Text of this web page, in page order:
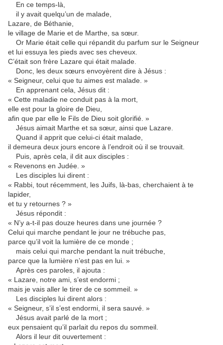
En ce temps-là,
il y avait quelqu’un de malade,
Lazare, de Béthanie,
le village de Marie et de Marthe, sa sœur.
Or Marie était celle qui répandit du parfum sur le Seigneur
et lui essuya les pieds avec ses cheveux.
C’était son frère Lazare qui était malade.
Donc, les deux sœurs envoyèrent dire à Jésus :
« Seigneur, celui que tu aimes est malade. »
En apprenant cela, Jésus dit :
« Cette maladie ne conduit pas à la mort,
elle est pour la gloire de Dieu,
afin que par elle le Fils de Dieu soit glorifié. »
Jésus aimait Marthe et sa sœur, ainsi que Lazare.
Quand il apprit que celui-ci était malade,
il demeura deux jours encore à l’endroit où il se trouvait.
Puis, après cela, il dit aux disciples :
« Revenons en Judée. »
Les disciples lui dirent :
« Rabbi, tout récemment, les Juifs, là-bas, cherchaient à te
lapider,
et tu y retournes ? »
Jésus répondit :
« N’y a-t-il pas douze heures dans une journée ?
Celui qui marche pendant le jour ne trébuche pas,
parce qu’il voit la lumière de ce monde ;
mais celui qui marche pendant la nuit trébuche,
parce que la lumière n’est pas en lui. »
Après ces paroles, il ajouta :
« Lazare, notre ami, s’est endormi ;
mais je vais aller le tirer de ce sommeil. »
Les disciples lui dirent alors :
« Seigneur, s’il s’est endormi, il sera sauvé. »
Jésus avait parlé de la mort ;
eux pensaient qu’il parlait du repos du sommeil.
Alors il leur dit ouvertement :